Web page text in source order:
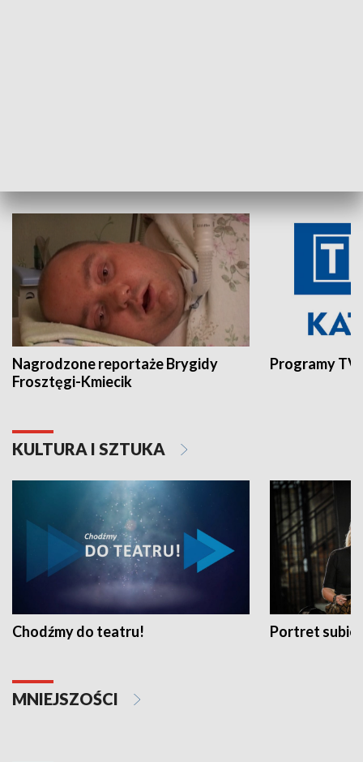
Nagrodzone reportaże Brygidy
Frosztęgi-Kmiecik
Programy
KULTURA I SZTUKA
Chodźmy do teatru! Portret
MNIEJSZOŚCI